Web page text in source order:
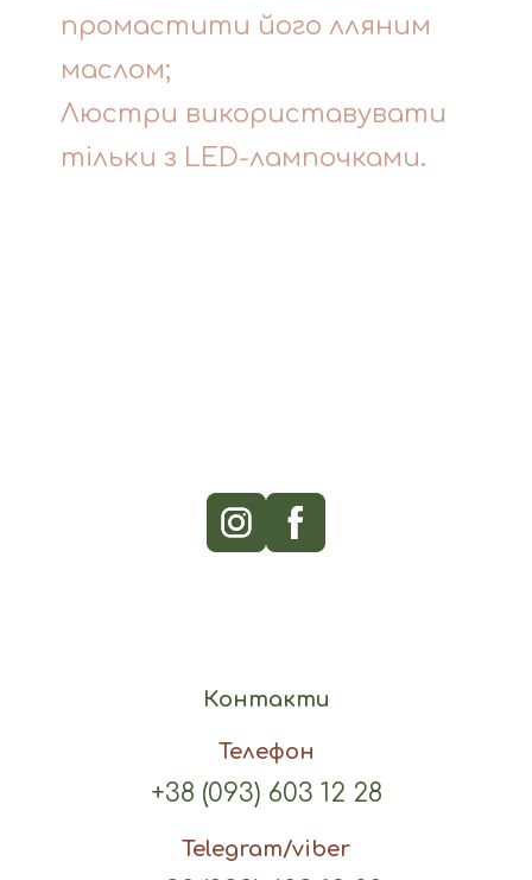
промастити його лляним
маслом;
Люстри використавувати
тільки з LED-лампочками.
Контакти
Телефон
+38 (093) 603 12 28
Telegram/viber